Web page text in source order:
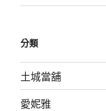
分類
土城當舖
愛妮雅